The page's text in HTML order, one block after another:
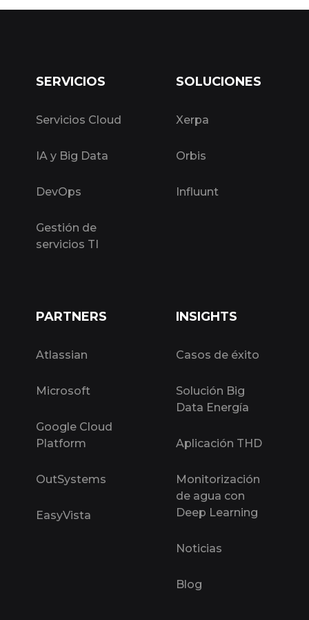
SERVICIOS
Servicios Cloud
IA y Big Data
DevOps
Gestión de
servicios TI
SOLUCIONES
Xerpa
Orbis
Influunt
PARTNERS
Atlassian
Microsoft
Google Cloud
Platform
OutSystems
EasyVista
INSIGHTS
Casos de éxito
Solución Big
Data Energía
Aplicación THD
Monitorización
de agua con
Deep Learning
Noticias
Blog